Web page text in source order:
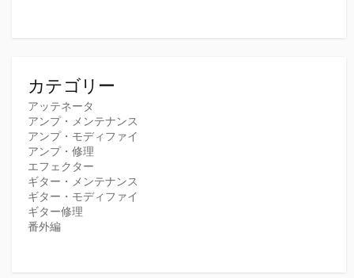
カテゴリー
アッテネータ
アンプ・メンテナンス
アンプ・モディファイ
アンプ・修理
エフェクター
ギター・メンテナンス
ギター・モディファイ
ギター修理
番外編